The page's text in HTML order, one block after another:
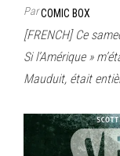
ParCOMIC BOX
[FRENCH] Ce
Si l’Amérique »
Mauduit, était